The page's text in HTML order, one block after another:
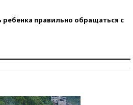
ребенка правильно обращаться с